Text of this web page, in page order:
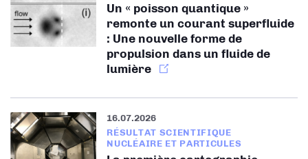
Un « poisson quantique »
remonte un courant superfluide
: Une nouvelle forme de
propulsion dans un fluide de
lumière
16.07.2026
RÉSULTAT SCIENTIFIQUE
NUCLÉAIRE ET PARTICULES